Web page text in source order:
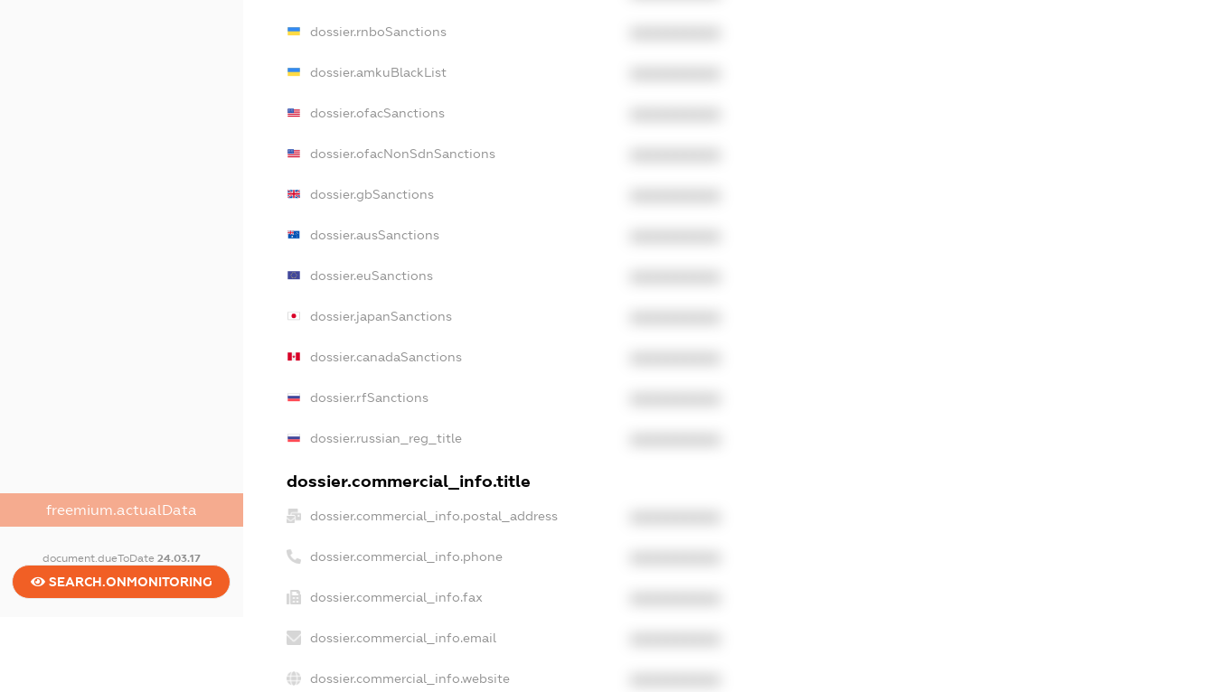
freemium.actualData
document.dueToDate 24.03.17
SEARCH.ONMONITORING
dossier.rnboSanctions
dossier.amkuBlackList
dossier.ofacSanctions
dossier.ofacNonSdnSanctions
dossier.gbSanctions
dossier.ausSanctions
dossier.euSanctions
dossier.japanSanctions
dossier.canadaSanctions
dossier.rfSanctions
dossier.russian_reg_title
dossier.commercial_info.title
dossier.commercial_info.postal_address
dossier.commercial_info.phone
dossier.commercial_info.fax
dossier.commercial_info.email
dossier.commercial_info.website